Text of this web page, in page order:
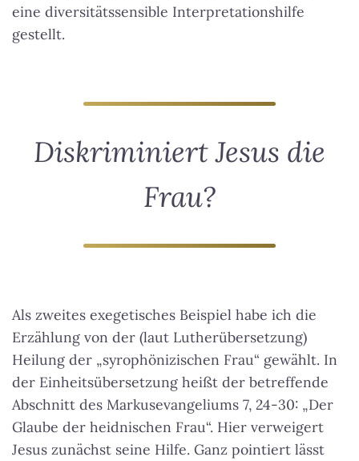
eine diversitätssensible Interpretationshilfe
gestellt.
Diskriminiert Jesus die
Frau?
Als zweites exegetisches Beispiel habe ich die
Erzählung von der (laut Lutherübersetzung)
Heilung der „syrophönizischen Frau“ gewählt. In
der Einheitsübersetzung heißt der betreffende
Abschnitt des Markusevangeliums 7, 24-30: „Der
Glaube der heidnischen Frau“. Hier verweigert
Jesus zunächst seine Hilfe. Ganz pointiert lässt